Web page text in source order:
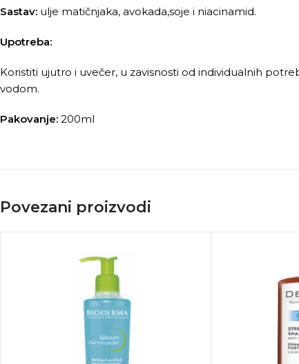
Sastav: ulje matičnjaka, avokada,soje i niacinamid.
Upotreba:
Koristiti ujutro i uvečer, u zavisnosti od individualnih
vodom.
Pakovanje: 200ml
Povezani proizvodi